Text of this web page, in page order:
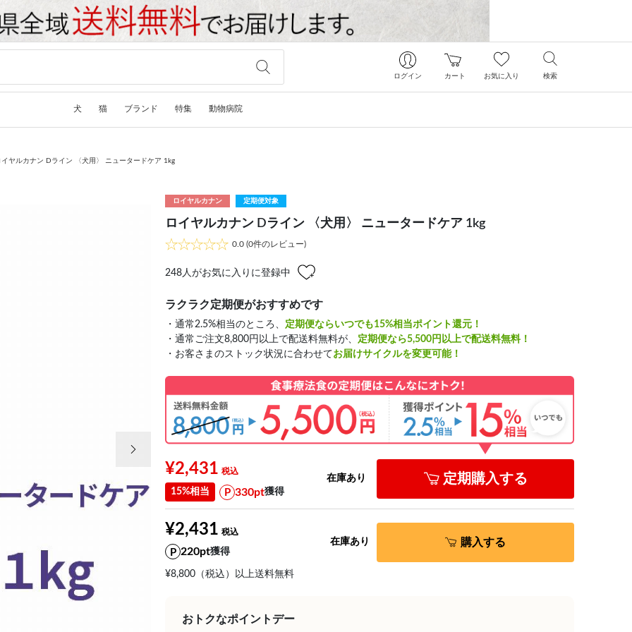
ログイン カート お気に入り 検索
犬 猫 ブランド 特集 動物病院
イヤルカナン Dライン 〈犬用〉 ニュータードケア 1kg
ロイヤルカナン 定期便対象
ロイヤルカナン Dライン 〈犬用〉 ニュータードケア 1kg
0.0 (0件のレビュー)
248 人がお気に入りに登録中
ラクラク定期便がおすすめです
・通常2.5%相当のところ、 定期便ならいつでも15%相当ポイント還元！
・通常ご注文8,800円以上で配送料無料が、 定期便なら5,500円以上で配送料無料！
・お客さまのストック状況に合わせてお届けサイクルを変更可能！
¥2,431
15%相当 330pt獲得
在庫あり 定期購入する
¥2,431
220pt獲得
¥8,800（税込）以上送料無料
在庫あり 購入する
おトクなポイントデー